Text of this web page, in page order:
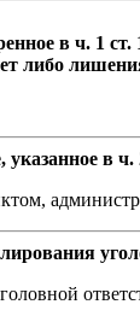
в ч. 1
либо
указанное в